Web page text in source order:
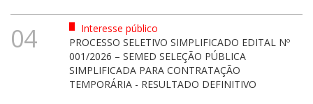
04
Interesse público
PROCESSO SELETIVO SIMPLIFICADO EDITAL Nº
001/2026 – SEMED SELEÇÃO PÚBLICA
SIMPLIFICADA PARA CONTRATAÇÃO
TEMPORÁRIA - RESULTADO DEFINITIVO